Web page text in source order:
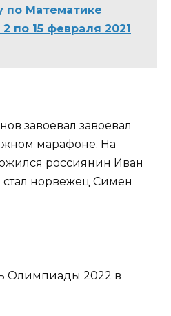
по Математике
по 15 февраля 2021
завоевал завоевал
марафоне. На
россиянин Иван
норвежец Симен